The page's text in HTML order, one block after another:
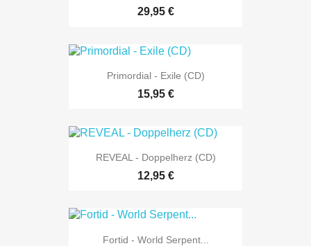
29,95 €
Primordial - Exile (CD)
15,95 €
REVEAL - Doppelherz (CD)
12,95 €
Fortid - World Serpent...